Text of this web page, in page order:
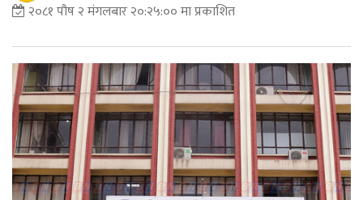
२०८१ पौष २ मंगलबार २०:२५:०० मा प्रकाशित